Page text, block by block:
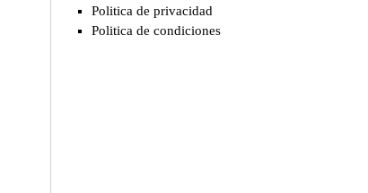
Politica de privacidad
Politica de condiciones